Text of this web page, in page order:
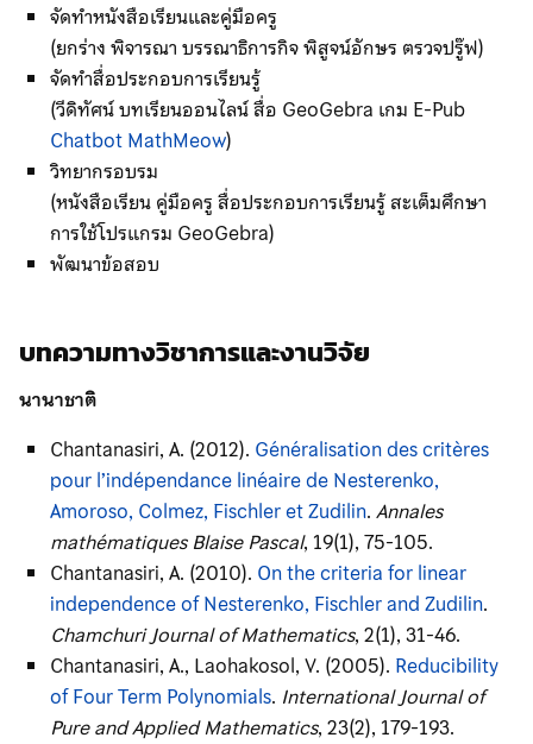
จัดทำหนังสือเรียนและคู่มือครู
(ยกร่าง พิจารณา บรรณาธิการกิจ พิสูจน์อักษร ตรวจปรู๊ฟ)
จัดทำสื่อประกอบการเรียนรู้
(วีดิทัศน์ บทเรียนออนไลน์ สื่อ GeoGebra เกม E-Pub
Chatbot MathMeow)
วิทยากรอบรม
(หนังสือเรียน คู่มือครู สื่อประกอบการเรียนรู้ สะเต็มศึกษา
การใช้โปรแกรม GeoGebra)
พัฒนาข้อสอบ
บทความทางวิชาการและงานวิจัย
นานาชาติ
Chantanasiri, A. (2012). Généralisation des critères
pour l’indépendance linéaire de Nesterenko,
Amoroso, Colmez, Fischler et Zudilin.Annales
mathématiques Blaise Pascal, 19(1), 75-105.
Chantanasiri, A. (2010). On the criteria for linear
independence of Nesterenko, Fischler and Zudilin.
Chamchuri Journal of Mathematics, 2(1), 31-46.
Chantanasiri, A., Laohakosol, V. (2005). Reducibility
of Four Term Polynomials. International Journal of
Pure and Applied Mathematics, 23(2), 179-193.